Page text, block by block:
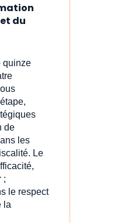
du
quinze
de
les
Le
;
le respect
la